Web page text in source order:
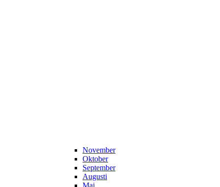
November
Oktober
September
Augusti
Maj